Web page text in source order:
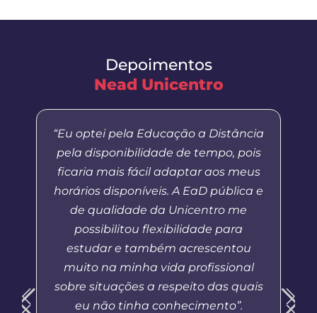
Depoimentos
Nead Unicentro
“Eu optei pela Educação a Distância
pela disponibilidade de tempo, pois
ficaria mais fácil adaptar aos meus
horários disponíveis. A EaD pública e
de qualidade da Unicentro me
possibilitou flexibilidade para
estudar e também acrescentou
muito na minha vida profissional
sobre situações a respeito das quais
eu não tinha conhecimento”.